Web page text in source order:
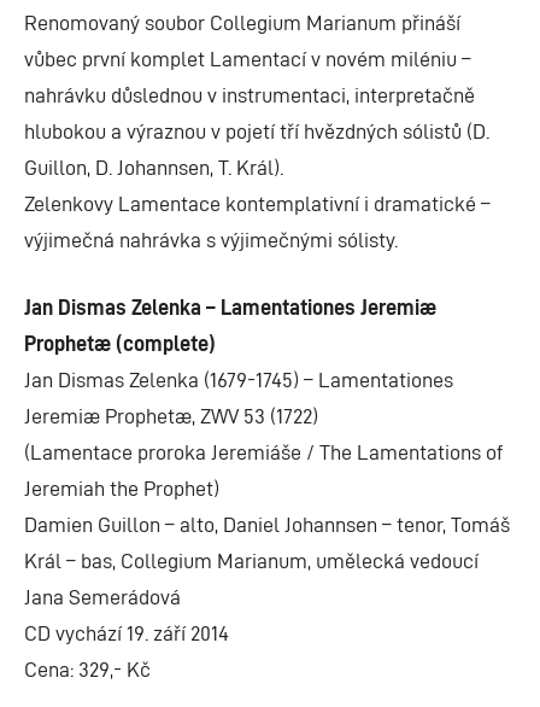
Renomovaný soubor Collegium Marianum přináší
vůbec první komplet Lamentací v novém miléniu –
nahrávku důslednou v instrumentaci, interpretačně
hlubokou a výraznou v pojetí tří hvězdných sólistů (D.
Guillon, D. Johannsen, T. Král).
Zelenkovy Lamentace kontemplativní i dramatické –
výjimečná nahrávka s výjimečnými sólisty.
Jan Dismas Zelenka – Lamentationes Jeremiæ
Prophetæ (complete)
Jan Dismas Zelenka (1679-1745) – Lamentationes
Jeremiæ Prophetæ, ZWV 53 (1722)
(Lamentace proroka Jeremiáše / The Lamentations of
Jeremiah the Prophet)
Damien Guillon – alto, Daniel Johannsen – tenor, Tomáš
Král – bas, Collegium Marianum, umělecká vedoucí
Jana Semerádová
CD vychází 19. září 2014
Cena: 329,- Kč